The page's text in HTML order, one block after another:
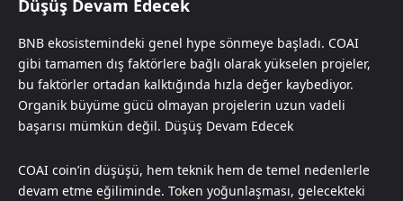
Düşüş Devam Edecek
BNB ekosistemindeki genel hype sönmeye başladı. COAI
gibi tamamen dış faktörlere bağlı olarak yükselen projeler,
bu faktörler ortadan kalktığında hızla değer kaybediyor.
Organik büyüme gücü olmayan projelerin uzun vadeli
başarısı mümkün değil. Düşüş Devam Edecek
COAI coin’in düşüşü, hem teknik hem de temel nedenlerle
devam etme eğiliminde. Token yoğunlaşması, gelecekteki